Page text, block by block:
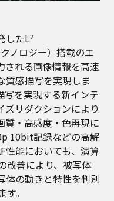
したL2
ノロジー）搭載のエ
される画像情報を高速
質感描写を実現しま
写を実現する新インテ
ズリダクションにより
質・高感度・色再現に
10bit記録などの高解
性能においても、演算
改善により、被写体
体の動きと特性を判別
。